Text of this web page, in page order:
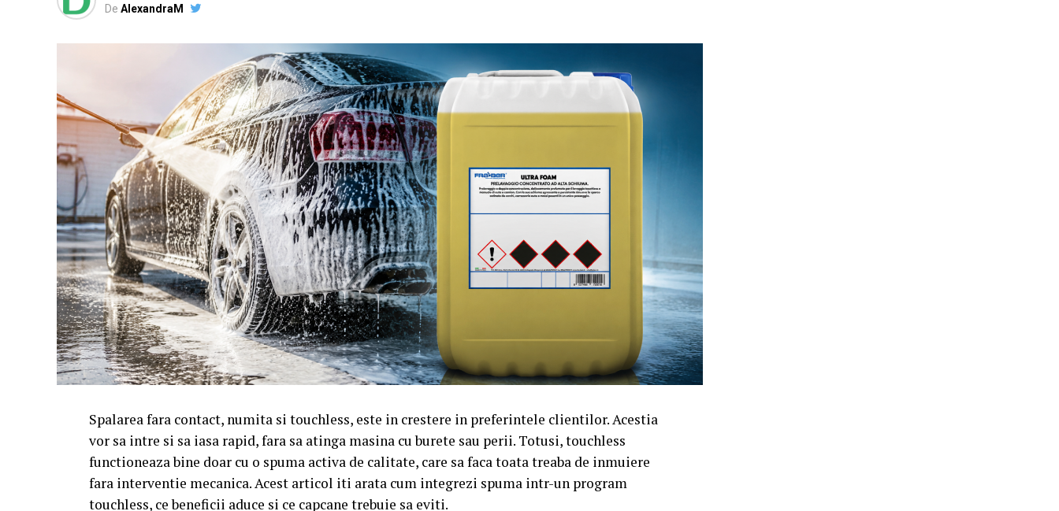
De AlexandraM
Spalarea fara contact, numita si touchless, este in crestere in preferintele clientilor. Acestia
vor sa intre si sa iasa rapid, fara sa atinga masina cu burete sau perii. Totusi, touchless
functioneaza bine doar cu o spuma activa de calitate, care sa faca toata treaba de inmuiere
fara interventie mecanica. Acest articol iti arata cum integrezi spuma intr-un program
touchless, ce beneficii aduce si ce capcane trebuie sa eviti.